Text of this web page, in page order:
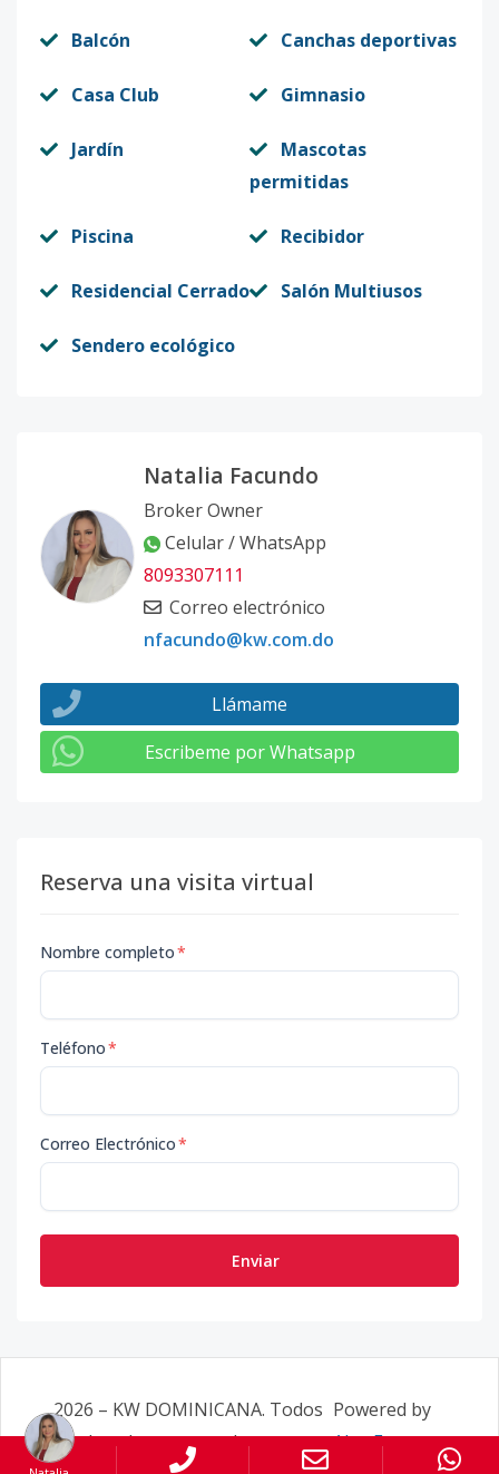
Balcón Canchas deportivas
Casa Club Gimnasio
Jardín
Mascotas
permitidas
Piscina Recibidor
Residencial Cerrado Salón Multiusos
Sendero ecológico
Natalia Facundo
Broker Owner
Celular / WhatsApp
8093307111
Correo electrónico
nfacundo@kw.com.do
Llámame
Escribeme por Whatsapp
Reserva una visita virtual
Nombre completo*
Teléfono*
Correo Electrónico*
Enviar
2026 – KW DOMINICANA. Todos
los derechos reservados.
Powered by
AlterEstate